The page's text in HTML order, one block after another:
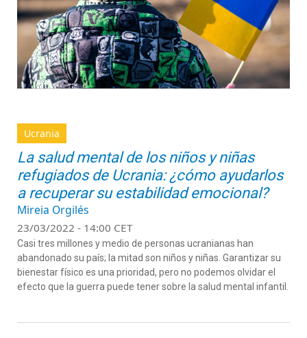
Ucrania
La salud mental de los niños y niñas
refugiados de Ucrania: ¿cómo ayudarlos
a recuperar su estabilidad emocional?
Mireia Orgilés
23/03/2022 - 14:00 CET
Casi tres millones y medio de personas ucranianas han
abandonado su país; la mitad son niños y niñas. Garantizar su
bienestar físico es una prioridad, pero no podemos olvidar el
efecto que la guerra puede tener sobre la salud mental infantil.